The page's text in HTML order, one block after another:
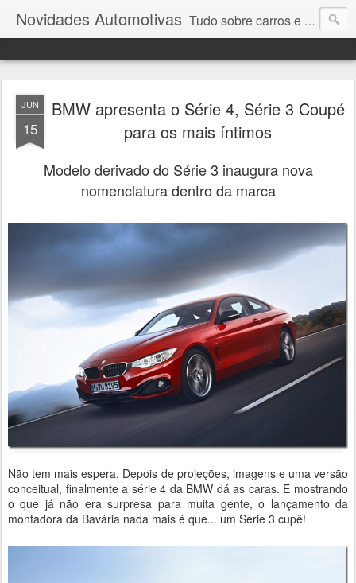
Novidades Automotivas Tudo sobre carros e motores
JUN
15
BMW apresenta o Série 4, Série 3 Coupé
para os mais íntimos
Modelo derivado do Série 3 inaugura nova
nomenclatura dentro da marca
Não tem mais espera. Depois de projeções, imagens e uma versão
conceitual, finalmente a série 4 da BMW dá as caras. E mostrando
o que já não era surpresa para muita gente, o lançamento da
montadora da Bavária nada mais é que... um Série 3 cupê!